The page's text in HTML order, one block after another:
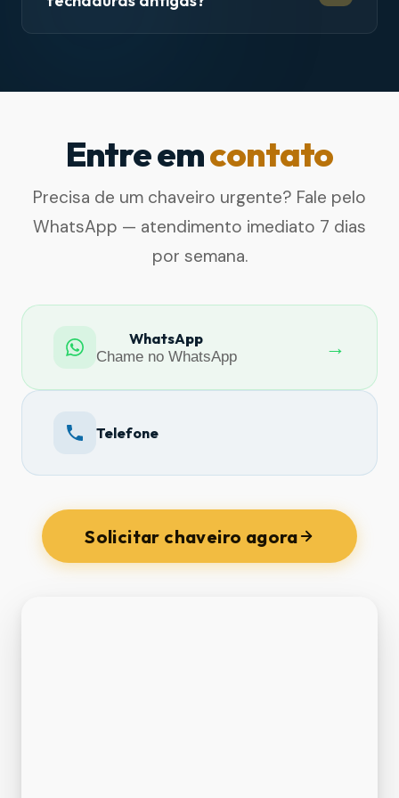
Entre emcontato
Precisa de um chaveiro urgente? Fale pelo
WhatsApp — atendimento imediato 7 dias
por semana.
WhatsApp
Chame no WhatsApp
→
Telefone
Solicitar chaveiro agora